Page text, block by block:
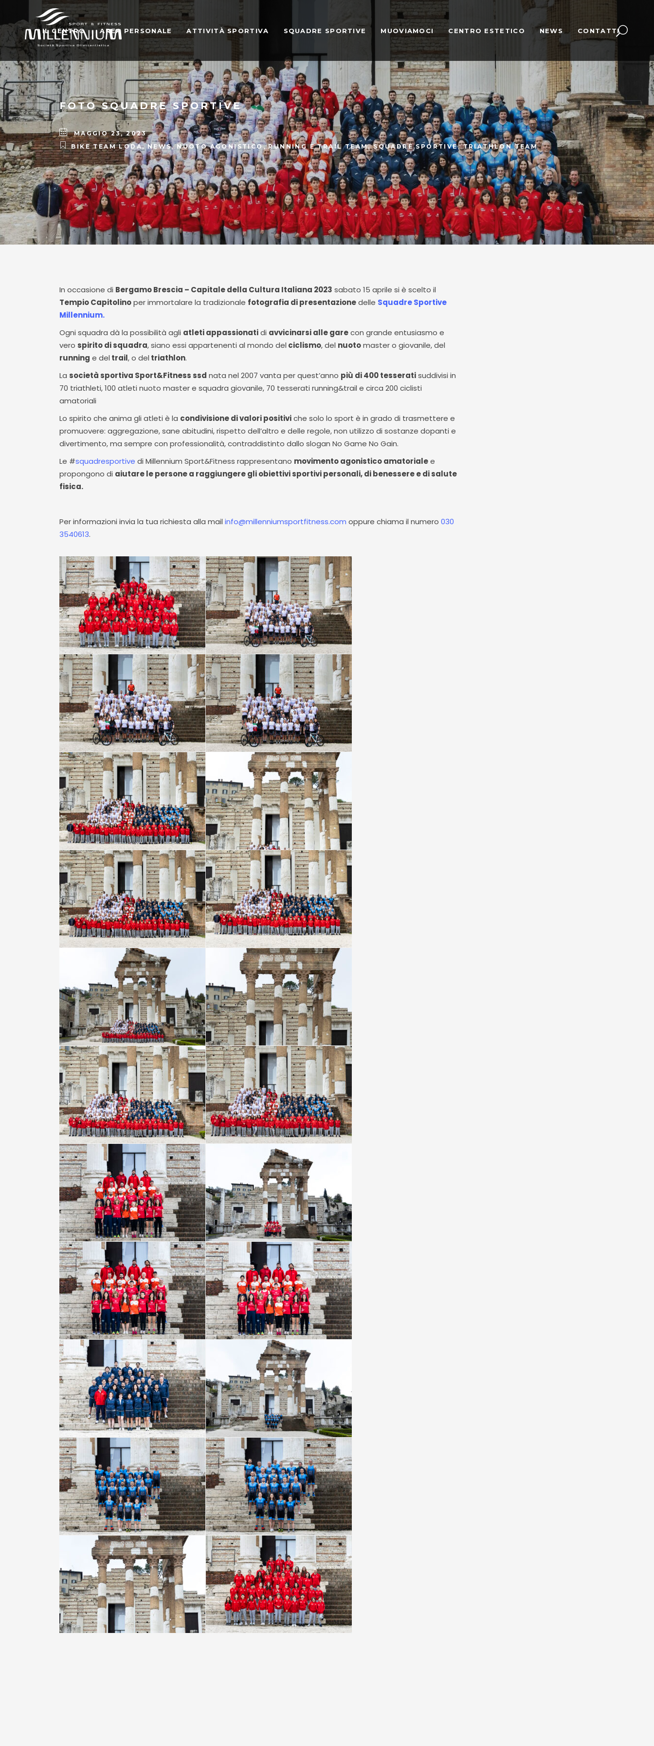
IL CENTRO AREA PERSONALE ATTIVITÀ SPORTIVA SQUADRE SPORTIVE MUOVIAMOCI CENTRO ESTETICO NEWS CONTATTI
FOTO SQUADRE SPORTIVE
MAGGIO 23, 2023
BIKE TEAM LODA,NEWS,NUOTO AGONISTICO,RUNNING E TRAIL TEAM,SQUADRE SPORTIVE,TRIATHLON TEAM
In occasione di Bergamo Brescia – Capitale della Cultura Italiana 2023 sabato 15 aprile si è scelto il
Tempio Capitolinoper immortalare la tradizionale fotografia di presentazionedelle Squadre Sportive
Millennium.
Ogni squadra dà la possibilità agli atleti appassionatidi avvicinarsi alle garecon grande entusiasmo e
vero spirito di squadra, siano essi appartenenti al mondo del ciclismo, del nuotomaster o giovanile, del
running e del trail, o del triathlon.
La società sportiva Sport&Fitness ssd nata nel 2007 vanta per quest’anno più di 400 tesseratisuddivisi in
70 triathleti, 100 atleti nuoto master e squadra giovanile, 70 tesserati running&trail e circa 200 ciclisti
amatoriali
Lo spirito che anima gli atleti è la condivisione di valori positiviche solo lo sport è in grado di trasmettere e
promuovere: aggregazione, sane abitudini, rispetto dell’altro e delle regole, non utilizzo di sostanze dopanti e
divertimento, ma sempre con professionalità, contraddistinto dallo slogan No Game No Gain.
Le #squadresportive di Millennium Sport&Fitness rappresentano movimento agonistico amatorialee
propongono di aiutare le persone a raggiungere gli obiettivi sportivi personali, di benessere e di salute
fisica.
Per informazioni invia la tua richiesta alla mail info@millenniumsportfitness.com oppure chiama il numero 030
3540613.